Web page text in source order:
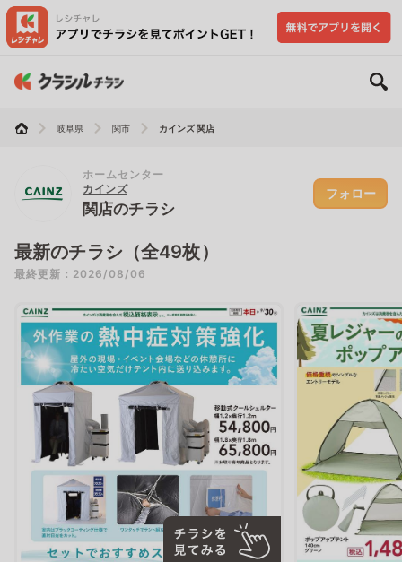
岐阜県 関市 カインズ 関店
ホームセンター
カインズ
関店のチラシ
フォロー
最新のチラシ（全49枚）
最終更新：2026/08/06